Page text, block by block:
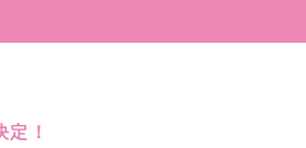
！